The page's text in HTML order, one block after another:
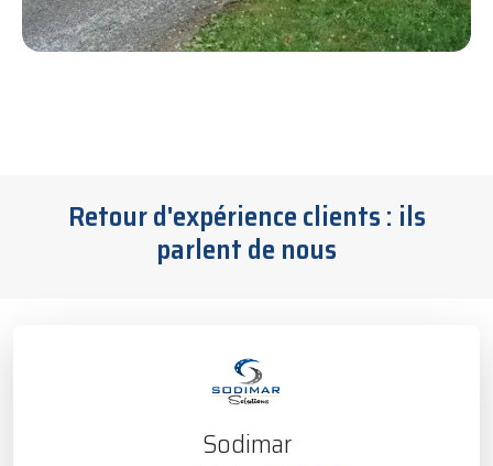
Retour d'expérience clients : ils
parlent de nous
Sodimar